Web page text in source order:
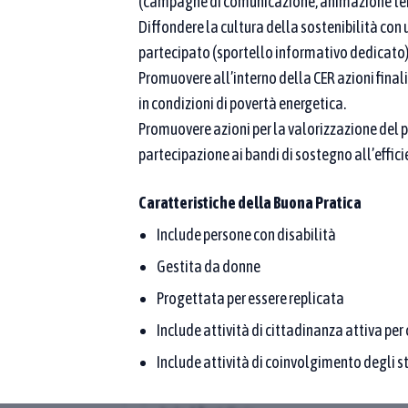
(denominazione o proponente): l’elenco mostra
Seleziona un'area tematica…
Affina la ricerca
geografica delle
2025
8 9 11 12 13
15
EcCiCoCo!
Resilea APS
L'Arte
rischio
Diffondere la cultura della sostenibilità con
partecipato (sportello informativo
Promuovere all’interno della CER azioni
in condizioni di povertà energetica.
Promuovere azioni per la valorizzazione
partecipazione ai bandi di sostegno
Caratteristiche della Buona Pratica
Include persone con disabilità
Gestita da donne
Progettata per essere replicata
Include attività di cittadinanza attiva per
Include attività di coinvolgimento degli